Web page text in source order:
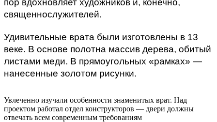
священнослужителей.
Удивительные врата были изготовлены в 13
веке. В основе полотна массив дерева, обитый
листами меди. В прямоугольных «рамках» —
нанесенные золотом рисунки.
Увлеченно изучали особенности знаменитых врат. Над
проектом работал отдел конструкторов — двери должны
отвечать всем современным требованиям